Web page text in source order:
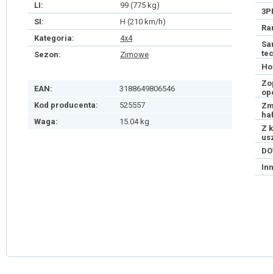
LI:
99 (775 kg)
SI:
H (210 km/h)
Kategoria:
4x4
Sezon:
Zimowe
EAN:
3188649806546
Kod producenta:
525557
Waga:
15.04 kg
Z